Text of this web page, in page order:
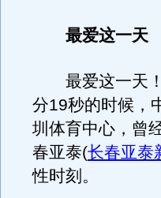
最爱这一天
最爱这一天！
分19秒的时候，
圳体育中心，曾
春亚泰(长春亚泰
性时刻。